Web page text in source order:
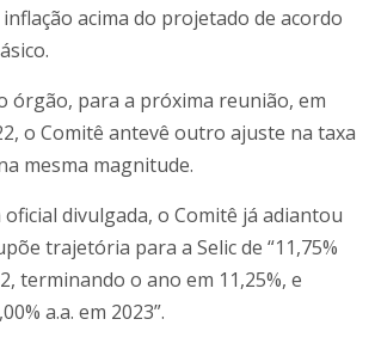
acima do projetado de acordo
órgão, para a próxima reunião, em
o Comitê antevê outro ajuste na taxa
mesma magnitude.
divulgada, o Comitê já adiantou
trajetória para a Selic de “11,75%
terminando o ano em 11,25%, e
a.a. em 2023”.